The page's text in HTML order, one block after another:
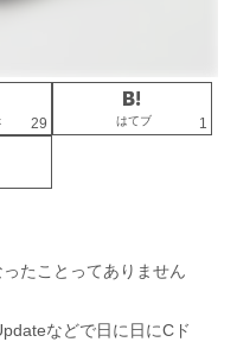
29 はてブ 1
たことってありません
などで日に日にCド